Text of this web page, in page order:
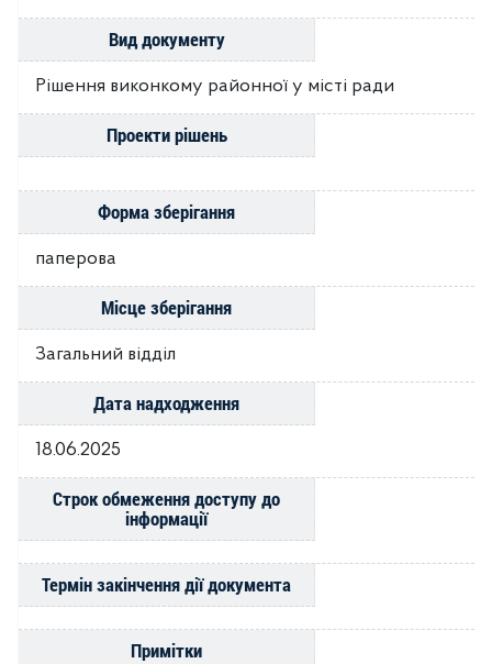
Вид документу
Рішення виконкому районної у місті ради
Проекти рішень
Форма зберігання
паперова
Місце зберігання
Загальний відділ
Дата надходження
18.06.2025
Строк обмеження доступу до
інформації
Термін закінчення дії документа
Примітки